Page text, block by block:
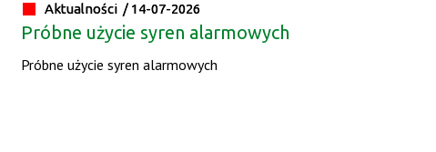
Aktualności / 14-07-2026
Próbne użycie syren alarmowych
Próbne użycie syren alarmowych